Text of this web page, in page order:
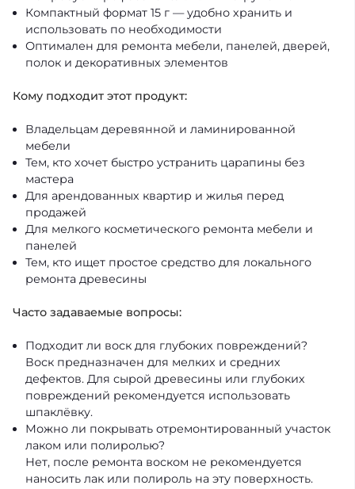
Компактный формат 15 г — удобно хранить и
использовать по необходимости
Оптимален для ремонта мебели, панелей, дверей,
полок и декоративных элементов
Кому подходит этот продукт:
Владельцам деревянной и ламинированной
мебели
Тем, кто хочет быстро устранить царапины без
мастера
Для арендованных квартир и жилья перед
продажей
Для мелкого косметического ремонта мебели и
панелей
Тем, кто ищет простое средство для локального
ремонта древесины
Часто задаваемые вопросы:
Подходит ли воск для глубоких повреждений?
Воск предназначен для мелких и средних
дефектов. Для сырой древесины или глубоких
повреждений рекомендуется использовать
шпаклёвку.
Можно ли покрывать отремонтированный участок
лаком или полиролью?
Нет, после ремонта воском не рекомендуется
наносить лак или полироль на эту поверхность.